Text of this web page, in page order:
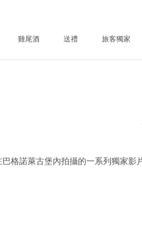
雞尾酒 送禮 旅客獨家